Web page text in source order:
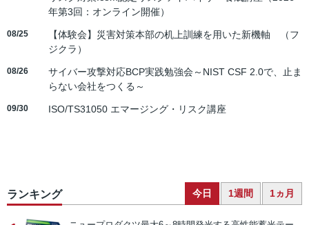
年第3回：オンライン開催）
08/25
【体験会】災害対策本部の机上訓練を用いた新機軸 （フ
ジクラ）
08/26
サイバー攻撃対応BCP実践勉強会～NIST CSF 2.0で、止ま
らない会社をつくる～
09/30 ISO/TS31050 エマージング・リスク講座
ランキング 今日 1週間 1ヵ月